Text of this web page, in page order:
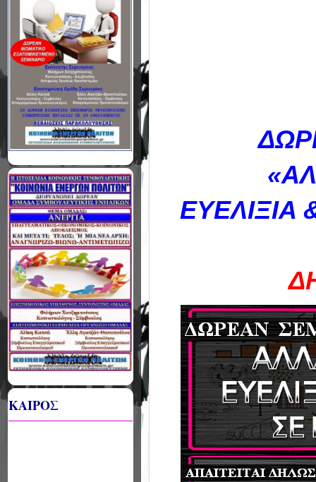
ΕΥΕΛΙΞΙΑ
ΚΑΙΡΟΣ